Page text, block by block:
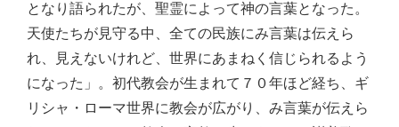
となり語られたが、聖霊によって神の言葉となった。
天使たちが見守る中、全ての民族にみ言葉は伝えら
れ、見えないけれど、世界にあまねく信じられるよう
になった」。初代教会が生まれて７０年ほど経ち、ギ
リシャ・ローマ世界に教会が広がり、み言葉が伝えら